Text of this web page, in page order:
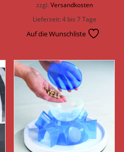
zzgl. Versandkosten
Lieferzeit:4 bis 7 Tage
Auf die Wunschliste